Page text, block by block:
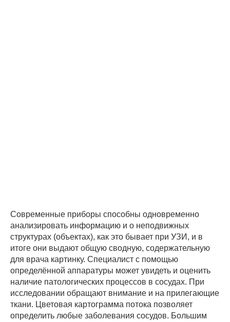
Современные приборы способны одновременно
анализировать информацию и о неподвижных
структурах (объектах), как это бывает при УЗИ, и в
итоге они выдают общую сводную, содержательную
для врача картинку. Специалист с помощью
определённой аппаратуры может увидеть и оценить
наличие патологических процессов в сосудах. При
исследовании обращают внимание и на прилегающие
ткани. Цветовая картограмма потока позволяет
определить любые заболевания сосудов. Большим